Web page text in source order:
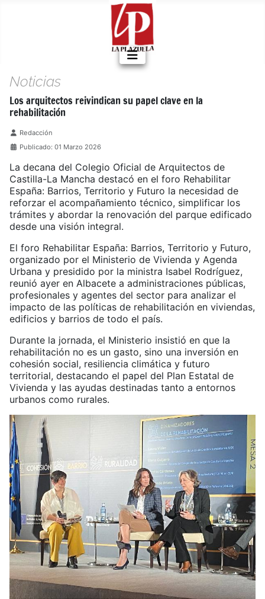
Noticias
Los arquitectos reivindican su papel clave en la
rehabilitación
Detalles
Redacción
Publicado: 01 Marzo 2026
La decana del Colegio Oficial de Arquitectos de
Castilla-La Mancha destacó en el foro Rehabilitar
España: Barrios, Territorio y Futuro la necesidad de
reforzar el acompañamiento técnico, simplificar los
trámites y abordar la renovación del parque edificado
desde una visión integral.
El foro Rehabilitar España: Barrios, Territorio y Futuro,
organizado por el Ministerio de Vivienda y Agenda
Urbana y presidido por la ministra Isabel Rodríguez,
reunió ayer en Albacete a administraciones públicas,
profesionales y agentes del sector para analizar el
impacto de las políticas de rehabilitación en viviendas,
edificios y barrios de todo el país.
Durante la jornada, el Ministerio insistió en que la
rehabilitación no es un gasto, sino una inversión en
cohesión social, resiliencia climática y futuro
territorial, destacando el papel del Plan Estatal de
Vivienda y las ayudas destinadas tanto a entornos
urbanos como rurales.